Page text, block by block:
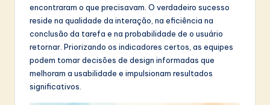
in
A
&
S
encontraram o que precisavam. O verdadeiro sucesso
reside na qualidade da interação, na eficiência na
conclusão da tarefa e na probabilidade de o usuário
retornar. Priorizando os indicadores certos, as equipes
podem tomar decisões de design informadas que
melhoram a usabilidade e impulsionam resultados
significativos.